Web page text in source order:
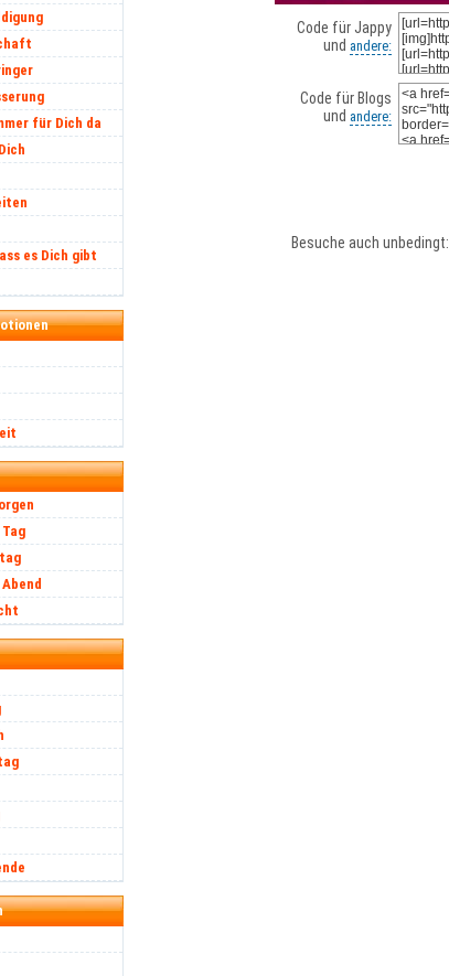
für Dich da
es Dich gibt
Code für Jappy
und andere:
Code für Blogs
und andere:
Besuche auch unbedingt: